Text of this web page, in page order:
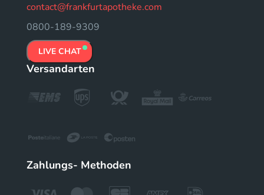
contact@frankfurtapotheke.com
0800-189-9309
LIVE CHAT
Versandarten
Zahlungs- Methoden